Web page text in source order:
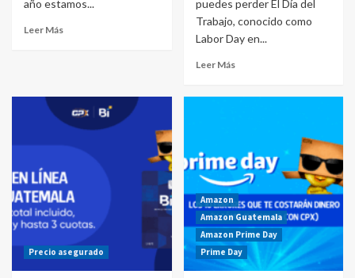
año estamos...
Leer Más
puedes perder El Día del
Trabajo, conocido como
Labor Day en...
Leer Más
Precio asegurado
Amazon
Amazon Guatemala
Amazon Prime Day
Prime Day